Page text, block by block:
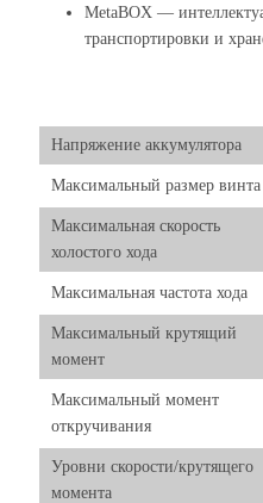
MetaBOX —
транспортировки и
Напряжение аккумулятора
Максимальный размер винта
Максимальная скорость
холостого хода
Максимальная частота хода
Максимальный крутящий
момент
Максимальный момент
откручивания
Уровни скорости/крутящего
момента